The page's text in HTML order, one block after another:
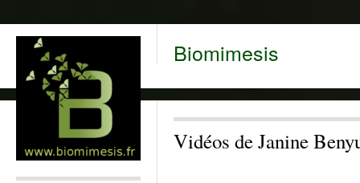
Biomimesis
Vidéos de Janine